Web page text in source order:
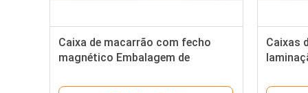
Caixa de macarrão com fecho
magnético Embalagem de
Caixas
Caixa de papelão branco Caixas de presente de